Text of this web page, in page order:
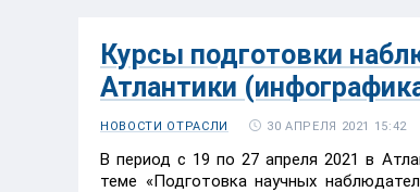
Курсы подготовки
Атлантики
НОВОСТИ ОТРАСЛИ 30 АПРЕЛЯ 2021 15:42
В период с 19 по 27 апреля 2021 в
теме «Подготовка научных